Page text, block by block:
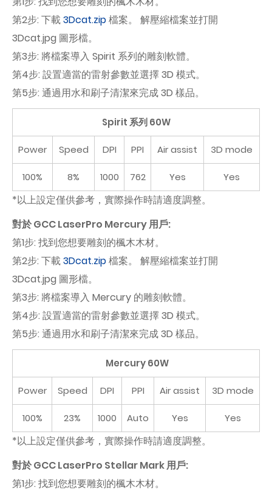
第2步: 下載3Dcat.zip檔案。 解壓縮檔案並打開
3Dcat.jpg 圖形檔。
第3步: 將檔案導入 Spirit 系列的雕刻軟體。
第4步: 設置適當的雷射參數並選擇 3D 模式。
第5步: 通過用水和刷子清潔來完成 3D 樣品。
Spirit 系列 60W
Power Speed DPI PPI Air assist 3D mode
100% 8% 1000 762 Yes Yes
*以上設定僅供參考，實際操作時請適度調整。
對於 GCC LaserPro Mercury 用戶:
第1步: 找到您想要雕刻的楓木木材。
第2步: 下載3Dcat.zip檔案。 解壓縮檔案並打開
3Dcat.jpg 圖形檔。
第3步: 將檔案導入 Mercury 的雕刻軟體。
第4步: 設置適當的雷射參數並選擇 3D 模式。
第5步: 通過用水和刷子清潔來完成 3D 樣品。
Mercury 60W
Power Speed DPI PPI Air assist 3D mode
100% 23% 1000 Auto Yes Yes
*以上設定僅供參考，實際操作時請適度調整。
對於 GCC LaserPro Stellar Mark 用戶:
第1步: 找到您想要雕刻的楓木木材。